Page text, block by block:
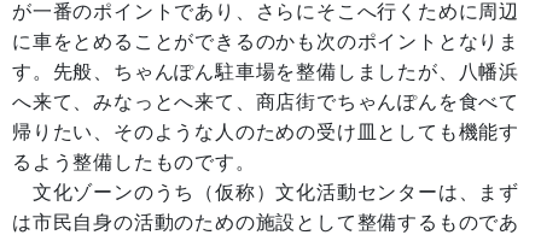
が一番のポイントであり、さらにそこへ行くために周辺
に車をとめることができるのかも次のポイントとなりま
す。先般、ちゃんぽん駐車場を整備しましたが、八幡浜
へ来て、みなっとへ来て、商店街でちゃんぽんを食べて
帰りたい、そのような人のための受け皿としても機能す
るよう整備したものです。
文化ゾーンのうち（仮称）文化活動センターは、まず
は市民自身の活動のための施設として整備するものであ